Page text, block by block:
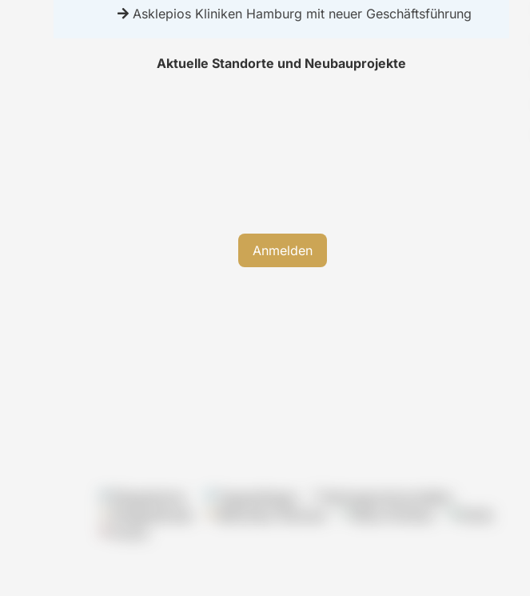
Asklepios Kliniken Hamburg mit neuer Geschäftsführung
Aktuelle Standorte und Neubauprojekte